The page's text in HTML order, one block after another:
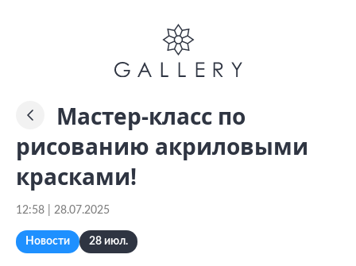
Мастер-класс по
рисованию акриловыми
красками!
12:58 | 28.07.2025
Новости 28 июл.